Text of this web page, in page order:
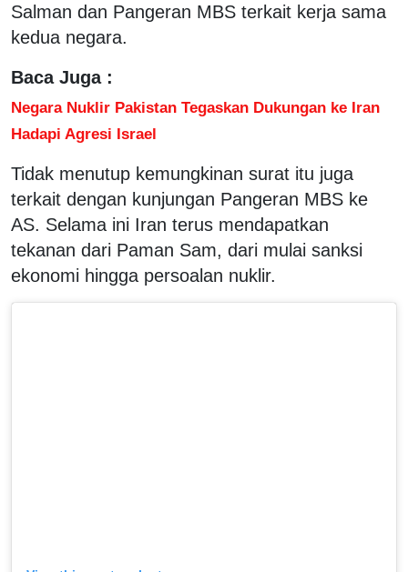
Salman dan Pangeran MBS terkait kerja sama
kedua negara.
Baca Juga :
Negara Nuklir Pakistan Tegaskan Dukungan ke Iran
Hadapi Agresi Israel
Tidak menutup kemungkinan surat itu juga
terkait dengan kunjungan Pangeran MBS ke
AS. Selama ini Iran terus mendapatkan
tekanan dari Paman Sam, dari mulai sanksi
ekonomi hingga persoalan nuklir.